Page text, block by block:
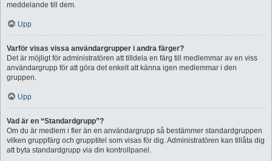
meddelande till dem.
Upp
Varför visas vissa användargrupper i andra färger?
Det är möjligt för administratören att tilldela en färg till medlemmar av en viss
användargrupp för att göra det enkelt att känna igen medlemmar i den
gruppen.
Upp
Vad är en “Standardgrupp”?
Om du är medlem i fler än en användargrupp så bestämmer standardgruppen
vilken gruppfärg och grupptitel som visas för dig. Administratören kan tillåta dig
att byta standardgrupp via din kontrollpanel.